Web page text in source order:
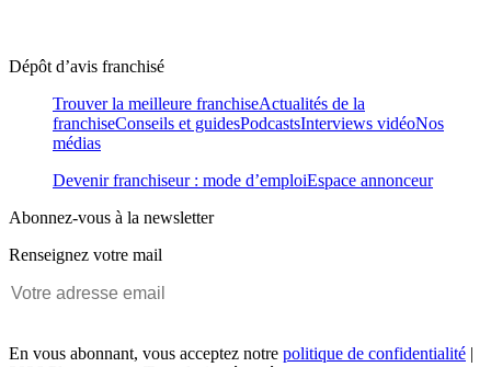
Dépôt d’avis franchisé
Trouver la meilleure franchiseActualités de la
franchiseConseils et guidesPodcastsInterviews vidéoNos
médias
Devenir franchiseur : mode d’emploiEspace annonceur
Abonnez-vous à la newsletter
Renseignez votre mail
En vous abonnant, vous acceptez notre politique de confidentialité |